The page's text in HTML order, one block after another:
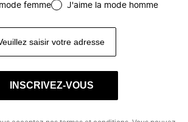
femme J'aime la mode homme
INSCRIVEZ-VOUS